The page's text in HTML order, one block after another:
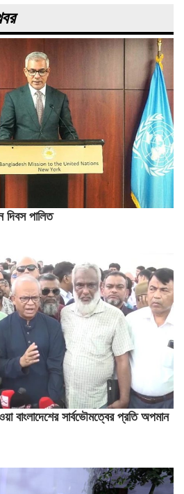
পালিত
বাংলাদেশের সার্বভৌমত্বের প্রতি অপমান